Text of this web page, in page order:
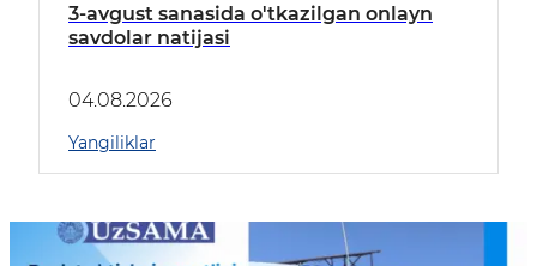
3-avgust sanasida o'tkazilgan onlayn
savdolar natijasi
04.08.2026
Yangiliklar